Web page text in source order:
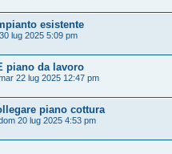
esistente
lug 2025 5:09 pm
piano da lavoro
22 lug 2025 12:47 pm
piano cottura
20 lug 2025 4:53 pm